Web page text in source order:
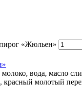
«Жюльен»
вода, масло
молотый